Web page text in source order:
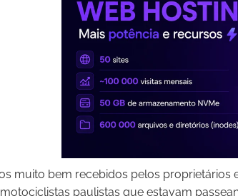
muito bem recebidos pelos
paulistas que estavam